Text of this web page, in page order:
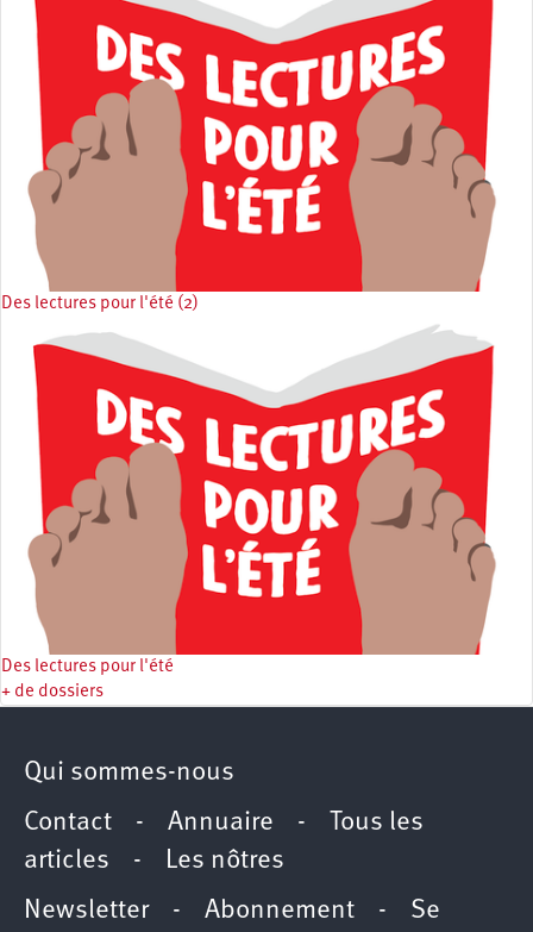
Des lectures pour l'été (2)
Des lectures pour l'été
+ de dossiers
Qui sommes-nous
Contact - Annuaire -
Tous les
articles - Les nôtres
Newsletter- Abonnement - Se